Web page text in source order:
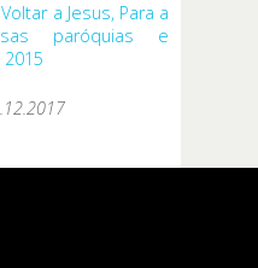
Voltar a Jesus, Para a
paróquias e